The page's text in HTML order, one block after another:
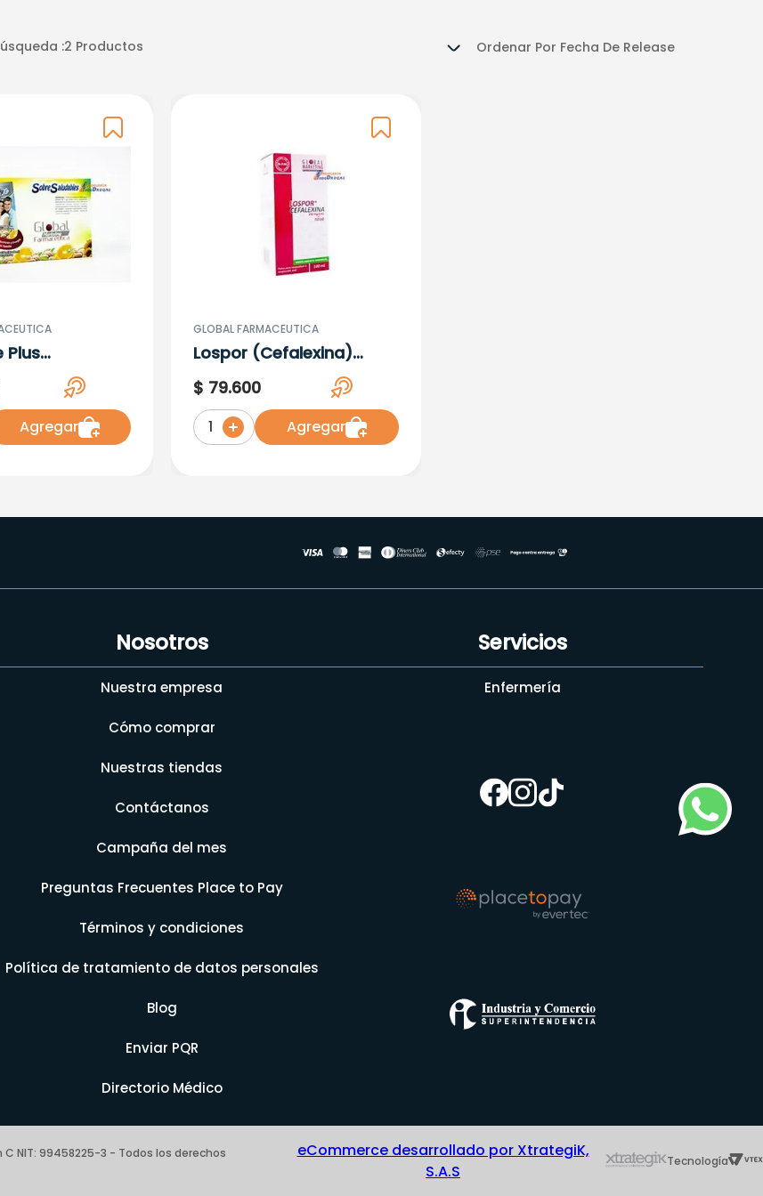
:2 Productos Ordenar Por Fecha De Release
Plus
Naranja
Sobres
Agregar
GLOBAL FARMACEUTICA
Lospor (Cefalexina)
.250Mg/5ML Niños X
100ML
$ 79.600
1 Agregar
Nosotros
Nuestra empresa
Cómo comprar
Nuestras tiendas
Contáctanos
Campaña del mes
Preguntas Frecuentes Place to Pay
Términos y condiciones
Política de tratamiento de datos personales
Blog
Enviar PQR
Directorio Médico
Servicios
Enfermería
NIT: 99458225-3 - Todos los derechos
eCommerce desarrollado por XtrategiK,
S.A.S
Tecnología